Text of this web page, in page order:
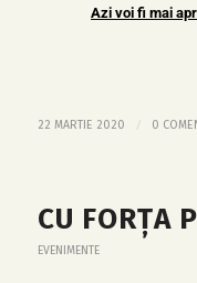
Azi voi fi mai
22 MARTIE 2020 / 0
CU FORŢA
EVENIMENTE